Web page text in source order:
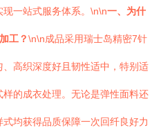
一站式服务体系。\n\n一、为什
工？\n\n成品采用瑞士岛精密7针
高织深度好且韧性适中，特别适
的成衣处理。无论是弹性面料还
均获得品质保障一次回纤良好力